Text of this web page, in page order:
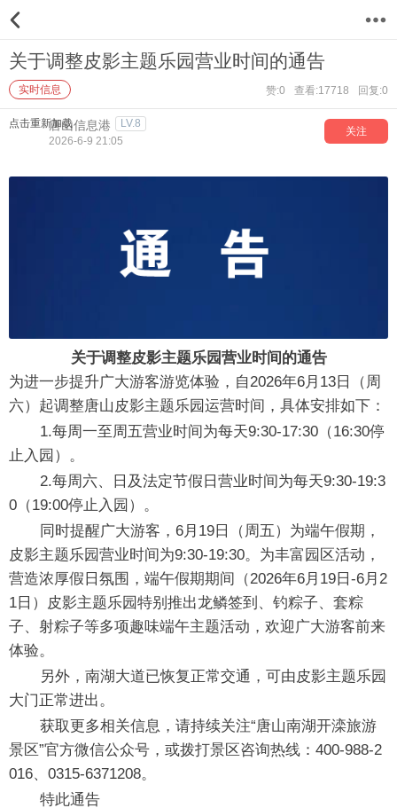
关于调整皮影主题乐园营业时间的通告
实时信息 赞:0 查看:17718 回复:0
点击重新加载唐山信息港 LV.8
关注
2026-6-9 21:05
关于调整皮影主题乐园营业时间的通告
为进一步提升广大游客游览体验，自2026年6月13日（周
六）起调整唐山皮影主题乐园运营时间，具体安排如下：
1.每周一至周五营业时间为每天9:30-17:30（16:30停
止入园）。
2.每周六、日及法定节假日营业时间为每天9:30-19:3
0（19:00停止入园）。
同时提醒广大游客，6月19日（周五）为端午假期，
皮影主题乐园营业时间为9:30-19:30。为丰富园区活动，
营造浓厚假日氛围，端午假期期间（2026年6月19日-6月2
1日）皮影主题乐园特别推出龙鳞签到、钓粽子、套粽
子、射粽子等多项趣味端午主题活动，欢迎广大游客前来
体验。
另外，南湖大道已恢复正常交通，可由皮影主题乐园
大门正常进出。
获取更多相关信息，请持续关注“唐山南湖开滦旅游
景区”官方微信公众号，或拨打景区咨询热线：400-988-2
016、0315-6371208。
特此通告